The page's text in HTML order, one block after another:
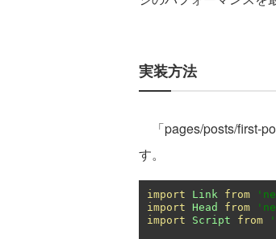
実装方法
「pages/posts/first-
す。
import Link from
import Head from
import
Script from